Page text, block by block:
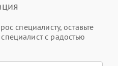
специалисту, оставьте
с радостью